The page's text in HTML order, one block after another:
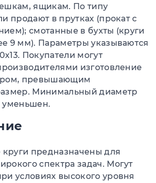
ящикам. По типу
продают в прутках (прокат с
смотанные в бухты (круги
9 мм). Параметры указываются
Покупатели могут
изготовление
превышающим
Минимальный диаметр
уменьшен.
предназначены для
спектра задач. Могут
условиях высокого уровня